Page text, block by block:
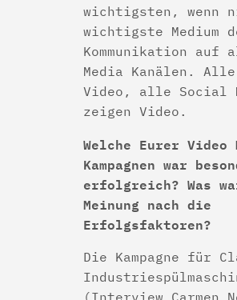
wichtigsten, wenn
wichtigste Medium
Kommunikation auf
Media Kanälen.
Video, alle Social
zeigen Video.
Welche Eurer Video
Kampagnen war
erfolgreich? Was
Meinung nach die
Erfolgsfaktoren?
Die Kampagne für
(Interview Carmen